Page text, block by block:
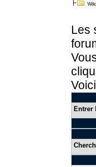
Les
Entrer